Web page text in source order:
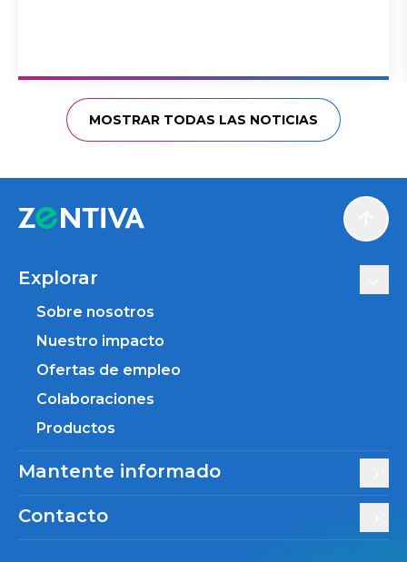
MOSTRAR TODAS LAS NOTICIAS
Explorar
Sobre nosotros
Nuestro impacto
Ofertas de empleo
Colaboraciones
Productos
Mantente informado
Contacto